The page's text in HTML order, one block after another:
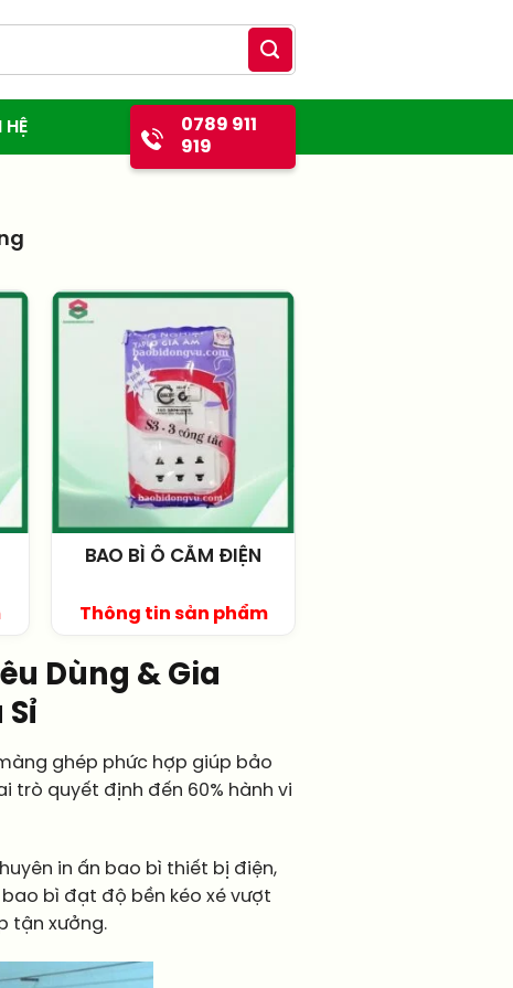
HỆ
0789 911
919
BAO BÌ Ổ CẮM ĐIỆN
Thông tin sản phẩm
Dùng & Gia
ghép phức hợp giúp bảo
trò quyết định đến 60% hành vi
in ấn bao bì thiết bị điện,
bì đạt độ bền kéo xé vượt
tận xưởng.